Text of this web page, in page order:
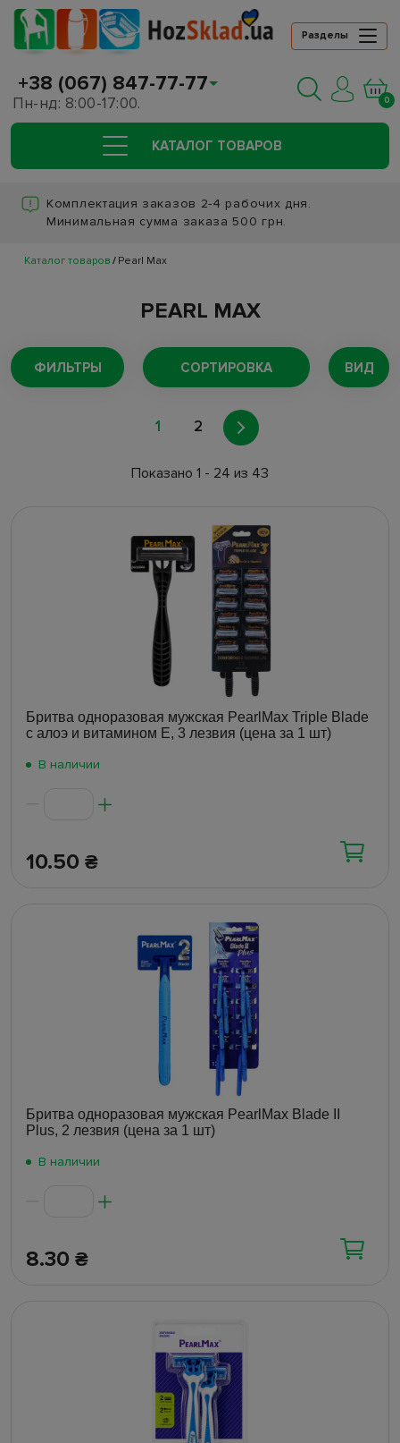
Разделы
+38 (067) 847-77-77
Пн-нд: 8:00-17:00. 0
КАТАЛОГ ТОВАРОВ
Комплектация заказов 2-4 рабочих дня.
Минимальная сумма заказа 500 грн.
Каталог товаров Pearl Max
PEARL MAX
ФИЛЬТРЫ СОРТИРОВКА ВИД
1 2
Показано 1 - 24 из 43
Бритва одноразовая мужская PearlMax Triple Blade
с алоэ и витамином E, 3 лезвия (цена за 1 шт)
В наличии
10.50 ₴
Бритва одноразовая мужская PearlMax Blade II
Plus, 2 лезвия (цена за 1 шт)
В наличии
8.30 ₴